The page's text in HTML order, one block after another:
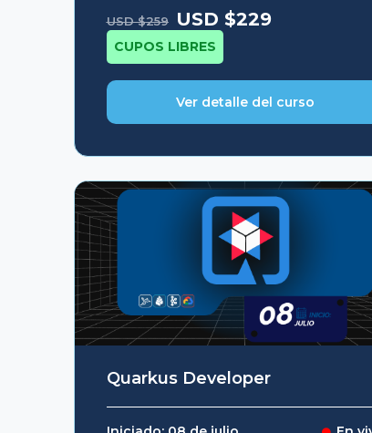
USD $259 Original
price
was:
USD
$259.
USD $229Current
price
CUPOS LIBRES
Ver detalle del curso
Quarkus Developer